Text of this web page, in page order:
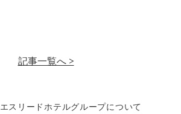
記事一覧へ >
エスリードホテルグループについて